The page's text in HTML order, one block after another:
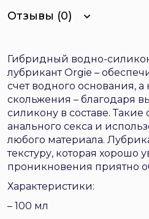
Отзывы (0)
Гибридный водно-
лубрикант Orgie –
счет водного основания,
скольжения – благодаря
силикону в составе.
анального секса и
любого материала.
текстуру, которая хорошо
проникновения приятно
Характеристики:
– 100 мл